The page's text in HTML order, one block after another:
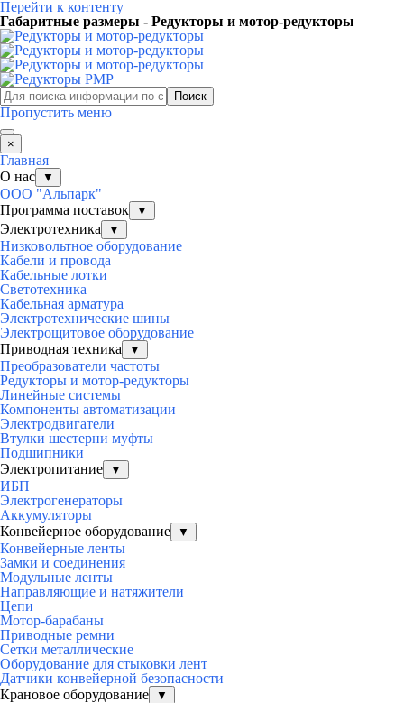
Перейти к контенту
Габаритные размеры - Редукторы и мотор-редукторы
Поиск
Пропустить меню
×
Главная
О нас
▼
ООО "Альпарк"
Программа поставок
▼
Электротехника ▼
Низковольтное оборудование
Кабели и провода
Кабельные лотки
Светотехника
Кабельная арматура
Электротехнические шины
Электрощитовое оборудование
Приводная техника
▼
Преобразователи частоты
Редукторы и мотор-редукторы
Линейные системы
Компоненты автоматизации
Электродвигатели
Втулки шестерни муфты
Подшипники
Электропитание
▼
ИБП
Электрогенераторы
Аккумуляторы
Конвейерное оборудование
▼
Конвейерные ленты
Замки и соединения
Модульные ленты
Направляющие и натяжители
Цепи
Мотор-барабаны
Приводные ремни
Сетки металлические
Оборудование для стыковки лент
Датчики конвейерной безопасности
Крановое оборудование
▼